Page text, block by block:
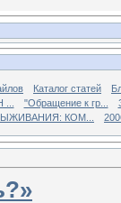
Каталог статей
"Обращение к гр...
КОМ...